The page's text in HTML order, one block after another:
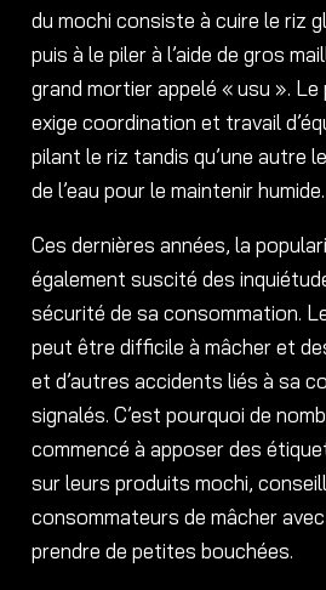
du mochi consiste à cuire le riz
puis à le piler à l’aide de gros
grand mortier appelé « usu ».
exige coordination et travail
pilant le riz tandis qu’une autre
de l’eau pour le maintenir humide.
Ces dernières années, la
également suscité des
sécurité de sa consommation.
peut être difficile à mâcher et
et d’autres accidents liés à sa
signalés. C’est pourquoi de
commencé à apposer des
sur leurs produits mochi,
consommateurs de mâcher
prendre de petites bouchées.